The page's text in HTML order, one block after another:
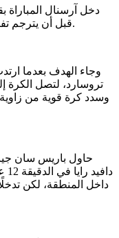
دخل آرسنال
قبل أن يترجم تفوقه إلى هدف التقدم في الدقيقة الخامسة.
وجاء الهدف بعدما
تروسارد، لتصل الكرة
وسدد كرة قوية من
حاول باريس سان
داخل المنطقة، لكن